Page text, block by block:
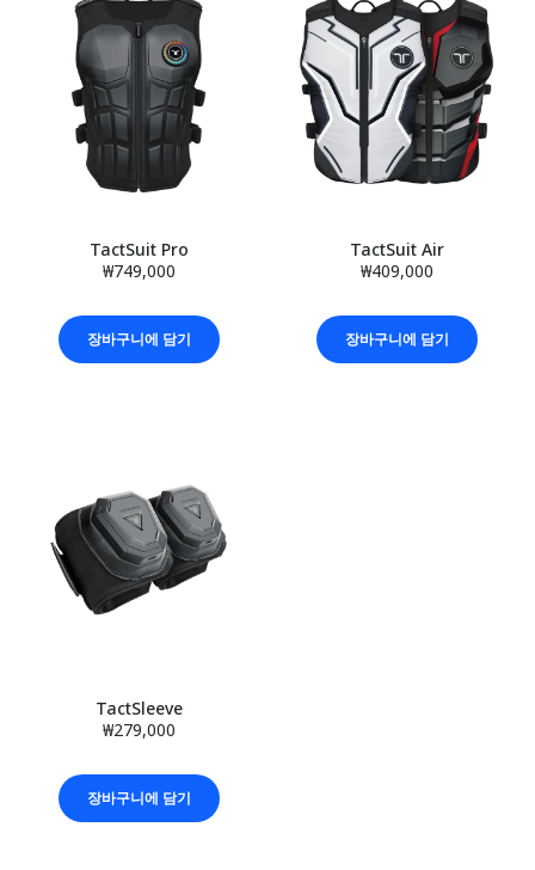
TactSuit Pro
₩749,000
장바구니에 담기
TactSuit Air
₩409,000
장바구니에 담기
TactSleeve
₩279,000
장바구니에 담기